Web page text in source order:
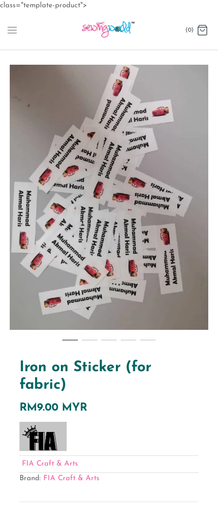
class="template-product">
content
(0)
Iron on Sticker (for
fabric)
RM9.00 MYR
FIA Craft & Arts
Brand: FIA Craft & Arts